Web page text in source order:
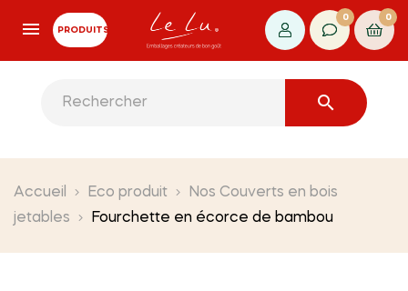
PRODUITS
0 0

Accueil Eco produit
Nos Couverts en bois
jetables
Fourchette en écorce de bambou